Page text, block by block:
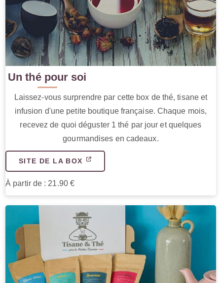
Un thé pour soi
Laissez-vous surprendre par cette box de thé, tisane et
infusion d'une petite boutique française. Chaque mois,
recevez de quoi déguster 1 thé par jour et quelques
gourmandises en cadeaux.
SITE DE LA BOX
À partir de : 21.90 €